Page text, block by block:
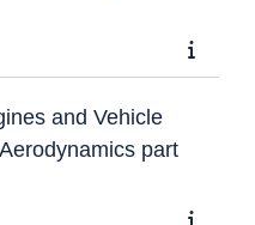
and Vehicle
part